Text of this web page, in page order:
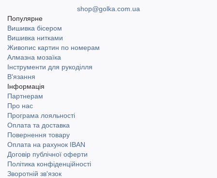
shop@golka.com.ua
Популярне
Вишивка бісером
Вишивка нитками
Живопис картин по номерам
Алмазна мозаїка
Інструменти для рукоділля
В'язання
Інформація
Партнерам
Про нас
Програма лояльності
Оплата та доставка
Повернення товару
Оплата на рахунок IBAN
Договір публічної оферти
Політика конфіденційності
Зворотній зв'язок